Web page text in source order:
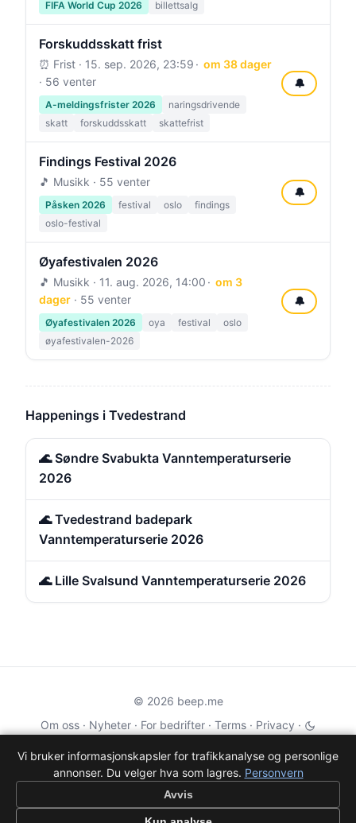
FIFA World Cup 2026 billettsalg
Forskuddsskatt frist
⏰ Frist · 15. sep. 2026, 23:59
om 38 dager
· 56 venter
A-meldingsfrister 2026
naringsdrivende
skatt
forskuddsskatt skattefrist
🔔
Findings Festival 2026
🎵 Musikk · 55 venter
Påsken 2026 festival oslo
findings
oslo-festival
🔔
Øyafestivalen 2026
🎵 Musikk · 11. aug. 2026, 14:00
om 3
dager · 55 venter
Øyafestivalen 2026 oya festival
oslo
øyafestivalen-2026
🔔
Happenings i Tvedestrand
🌊 Søndre Svabukta Vanntemperaturserie
2026
🌊 Tvedestrand badepark
Vanntemperaturserie 2026
🌊 Lille Svalsund Vanntemperaturserie 2026
© 2026 beep.me
Om oss · Nyheter · For bedrifter · Terms · Privacy ·
·Wikidata·OMDb
Data from TMDB, Wikidata & OMDb. Not endorsed or certified by these
services.
Part of EPAK Vibes·Contact
Vi bruker informasjonskapsler for trafikkanalyse og personlige
annonser. Du velger hva som lagres. Personvern
Avvis